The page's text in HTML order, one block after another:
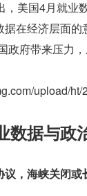
，美国4月就业
据在经济层面
政府带来压力
upload/
数据与政
，海峡关闭或